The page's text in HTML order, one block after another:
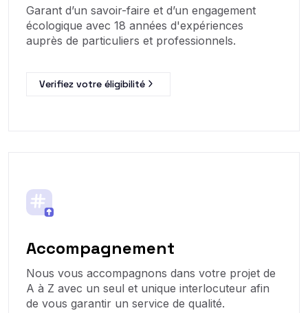
Garant d’un savoir-faire et d’un engagement
écologique avec 18 années d'expériences
auprès de particuliers et professionnels.
Verifiez votre éligibilité
Accompagnement
Nous vous accompagnons dans votre projet de
A à Z avec un seul et unique interlocuteur afin
de vous garantir un service de qualité.